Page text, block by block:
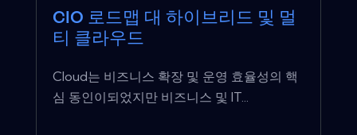
CIO 로드맵 대 하이브리드 및 멀
티 클라우드
Cloud는 비즈니스 확장 및 운영 효율성의 핵
심 동인이되었지만 비즈니스 및 IT...